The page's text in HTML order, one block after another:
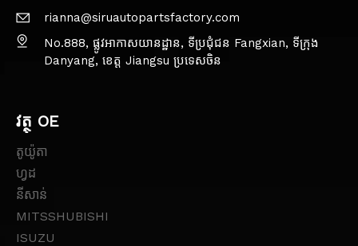
rianna@siruautopartsfactory.com
No.888, ផ្លូវអាកាសយានដ្ឋាន, ទីប្រជុំជន Fangxian, ទីក្រុង
Danyang, ខេត្ត Jiangsu ប្រទេសចិន
វត្ថុ OE
តូយ៉ូតា
ហ្វដ
នីសាន់
MITSSHUBISHI
ISUZU